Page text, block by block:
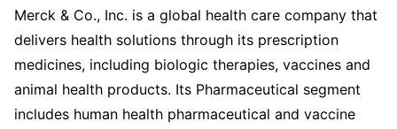
Merck & Co., Inc. is a global health care company that
delivers health solutions through its prescription
medicines, including biologic therapies, vaccines and
animal health products. Its Pharmaceutical segment
includes human health pharmaceutical and vaccine